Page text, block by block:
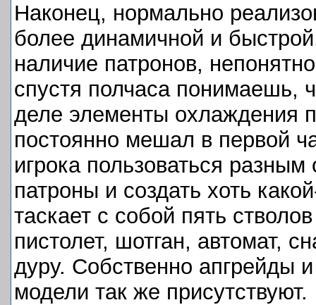
Наконец, нормально
более динамичной и
наличие патронов,
спустя полчаса понимаешь,
деле элементы охлаждения
постоянно мешал в первой
игрока пользоваться
патроны и создать хоть
таскает с собой пять
пистолет, шотган, автомат,
дуру. Собственно апгрейды
модели так же присутствуют.